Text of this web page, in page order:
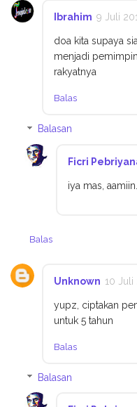
Ibrahim 9 Juli
doa kita supaya
menjadi
rakyatnya
Balas
Balasan
Ficri
iya mas, aamiin...
Balas
Unknown 10 Juli
yupz, ciptakan
untuk 5 tahun
Balas
Balasan